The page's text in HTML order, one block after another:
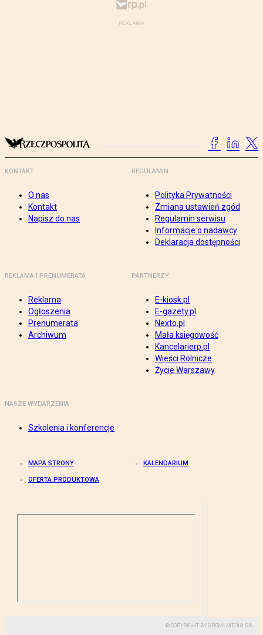
KONTAKT
O nas
Kontakt
Napisz do nas
REGULAMIN
Polityka Prywatności
Zmiana ustawień zgód
Regulamin serwisu
Informacje o nadawcy
Deklaracja dostępności
REKLAMA I PRENUMERATA
Reklama
Ogłoszenia
Prenumerata
Archiwum
PARTNERZY
E-kiosk.pl
E-gazety.pl
Nexto.pl
Mała księgowość
Kancelarierp.pl
Wieści Rolnicze
Życie Warszawy
NASZE WYDARZENIA
Szkolenia i konferencje
MAPA STRONY KALENDARIUM
OFERTA PRODUKTOWA
© COPYRIGHT BY GREMI MEDIA SA